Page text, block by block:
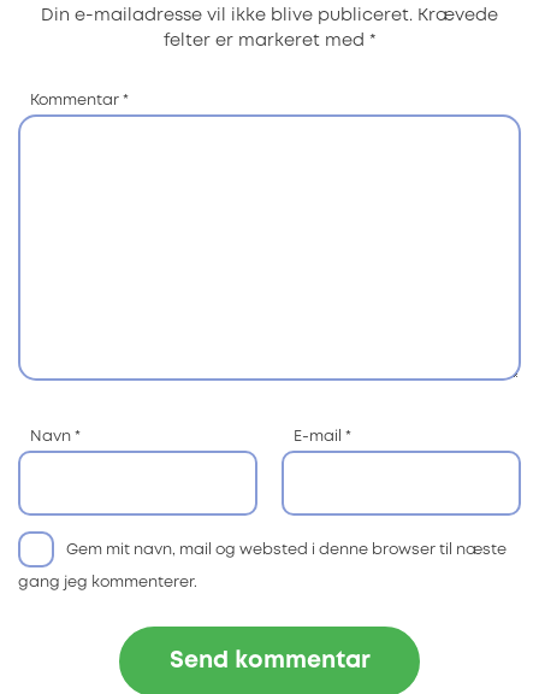
Din e-mailadresse vil ikke blive publiceret. Krævede
felter er markeret med *
Kommentar *
Navn * E-mail *
Gem mit navn, mail og websted i denne browser til næste
gang jeg kommenterer.